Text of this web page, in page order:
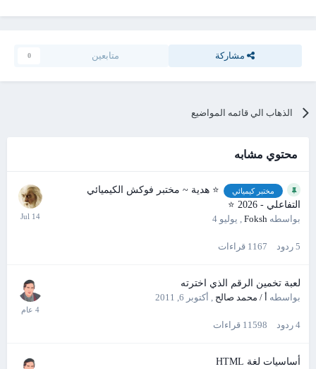
مشاركة متابعين 0
الذهاب الي قائمه المواضيع
محتوي مشابه
مختبر كيميائي
⭐ هدية ~ مختبر فوكش الكيميائي
التفاعلي - 2026 ⭐
بواسطه Foksh
, يوليو 4
5 ردود 1167 قراءات
لعبة تخمين الرقم الذي اخترته
بواسطه أ / محمد صالح, أكتوبر 6, 2011
4 ردود 11598 قراءات
أساسيات لغة HTML